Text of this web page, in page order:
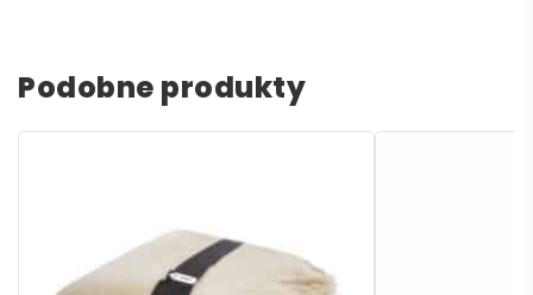
Podobne produkty